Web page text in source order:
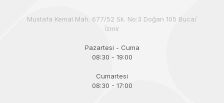
Mustafa Kemal Mah. 677/52 Sk. No:3 Doğan 105 Buca/
İzmir
Pazartesi - Cuma
08:30 - 19:00
Cumartesi
08:30 - 17:00